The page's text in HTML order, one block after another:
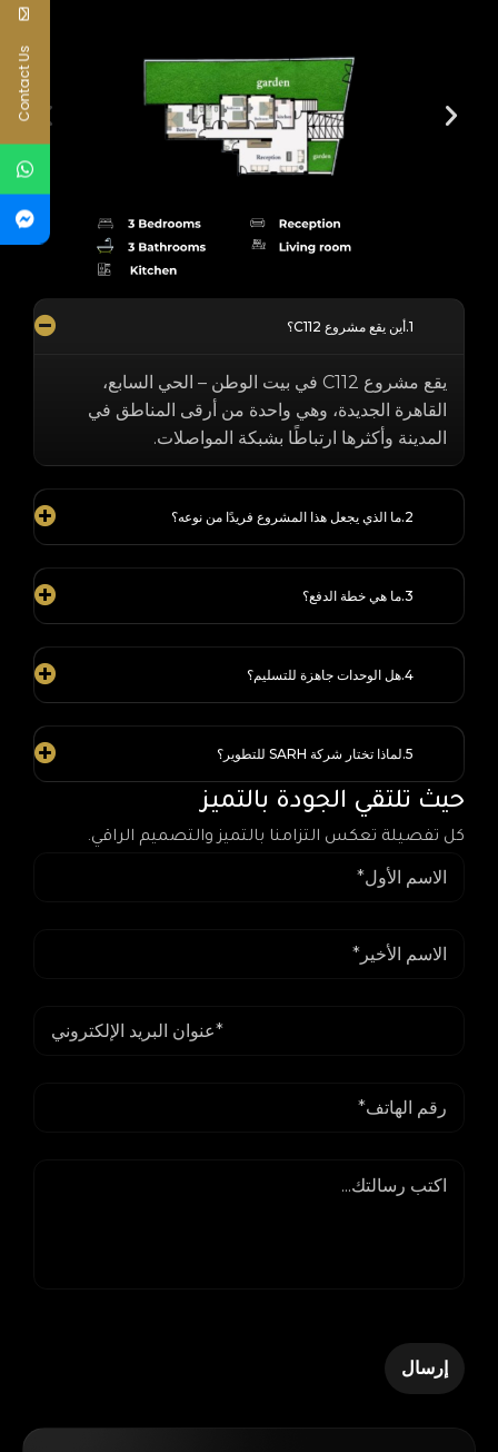
أين يقع مشروع C112؟
يقع مشروع C112 في بيت الوطن – الحي السابع،
القاهرة الجديدة، وهي واحدة من أرقى المناطق في
المدينة وأكثرها ارتباطًا بشبكة المواصلات.
ما الذي يجعل هذا المشروع فريدًا من نوعه؟
ما هي خطة الدفع؟
هل الوحدات جاهزة للتسليم؟
لماذا تختار شركة SARH للتطوير؟
حيث تلتقي الجودة بالتميز
كل تفصيلة تعكس التزامنا بالتميز والتصميم الراقي.
Contact Us